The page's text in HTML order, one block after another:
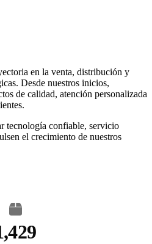
en la venta, distribución y
Desde nuestros inicios,
de calidad, atención personalizada
tecnología confiable, servicio
el crecimiento de nuestros